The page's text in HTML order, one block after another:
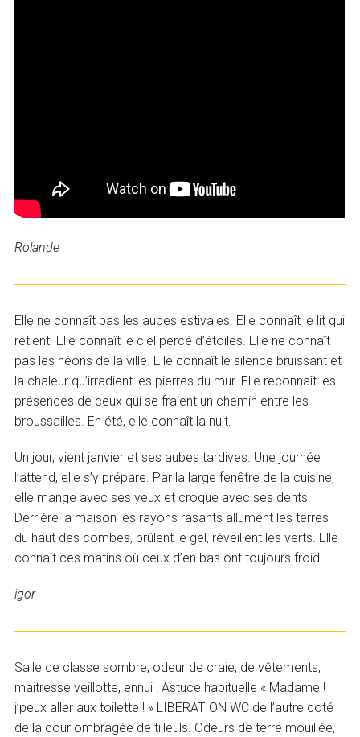
Rolande
Elle ne connaît pas les aubes estivales. Elle connaît le lit qui
retient. Elle connaît le ciel percé d’étoiles. Elle ne connaît
pas les néons de la ville. Elle connaît le silence bruissant et
la chaleur qu’irradient les pierres du mur. Elle reconnaît les
présences de ceux qui se fraient un chemin entre les
broussailles. En été, elle connaît la nuit.
Un jour, vient janvier et ses aubes tardives. Une journée
l’attend, elle s’y prépare. Par la large fenêtre de la cuisine,
elle mange avec ses yeux et croque avec ses dents.
Derrière la maison les rayons rasants allument les terres
du haut des combes, brûlent le gel, réveillent les verts. Elle
connaît ces matins où ceux d’en bas ont toujours froid.
igor
Salle de classe sombre, odeur de craie, de vêtements,
maitresse veillotte, ennui ! Astuce habituelle « Madame !
j’peux aller aux toilette ! » LIBERATION WC de l’autre coté
de la cour ombragée de tilleuls. Odeurs de terre mouillée,